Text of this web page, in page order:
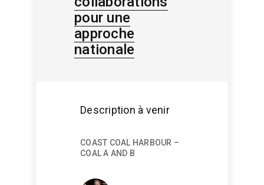
pour une
approche
nationale
Description à venir
COAST COAL HARBOUR –
COAL A AND B